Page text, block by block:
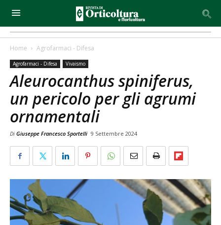
Home Agrofarmaci - Difesa
Agrofarmaci - Difesa Vivaismo
Aleurocanthus spiniferus,
un pericolo per gli agrumi
ornamentali
Di Giuseppe Francesco Sportelli 9 Settembre 2024